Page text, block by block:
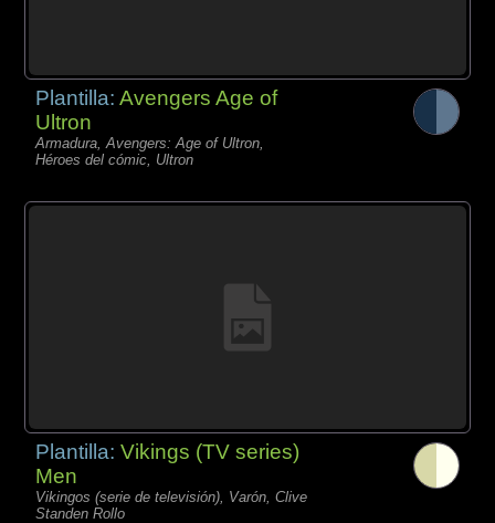
Plantilla:Avengers Age of
Ultron
Armadura, Avengers: Age of Ultron,
Héroes del cómic, Ultron
Plantilla:Vikings (TV series)
Men
Vikingos (serie de televisión), Varón, Clive
Standen Rollo